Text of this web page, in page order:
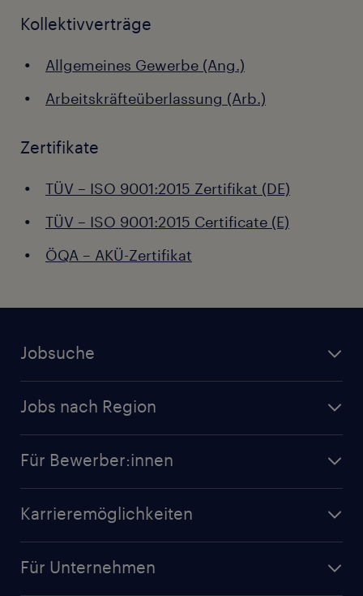
Kollektivverträge
Allgemeines Gewerbe (Ang.)
Arbeitskräfteüberlassung (Arb.)
Zertifikate
TÜV – ISO 9001:2015 Zertifikat (DE)
TÜV – ISO 9001:2015 Certificate (E)
ÖQA – AKÜ-Zertifikat
Jobsuche
Jobs nach Region
Für Bewerber:innen
Karrieremöglichkeiten
Für Unternehmen